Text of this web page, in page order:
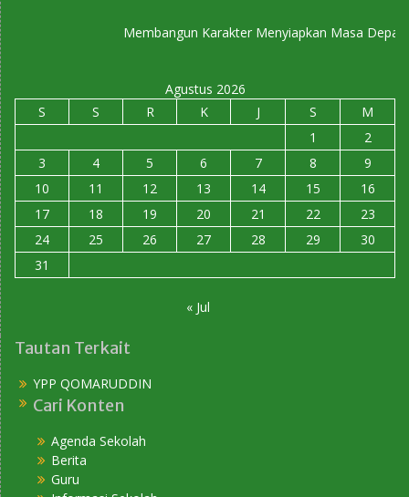
Membangun Karakter Menyiapkan Masa Depan
Agustus 2026
S
S R K J S
M
1
2
3
4 5 6 7 8
9
10
11 12 13 14 15
16
17
18 19 20 21 22
23
24
25 26 27 28 29
30
31
« Jul
Tautan Terkait
YPP QOMARUDDIN
Cari Konten
Agenda Sekolah
Berita
Guru